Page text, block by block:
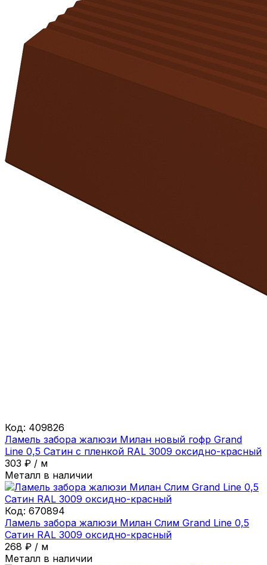
Код: 409826
Ламель забора жалюзи Милан новый гофр Grand
Line 0,5 Сатин с пленкой RAL 3009 оксидно-красный
303 ₽ / м
Металл в наличии
Код: 670894
Ламель забора жалюзи Милан Слим Grand Line 0,5
Сатин RAL 3009 оксидно-красный
268 ₽ / м
Металл в наличии